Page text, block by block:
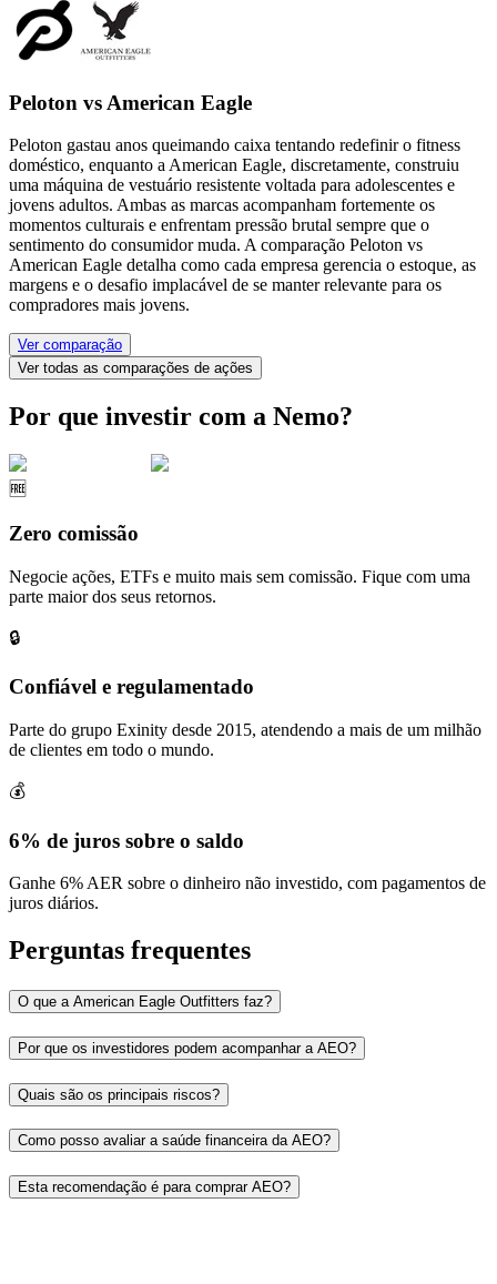
Peloton vs American Eagle
Peloton gastau anos queimando caixa tentando redefinir o fitness
doméstico, enquanto a American Eagle, discretamente, construiu
uma máquina de vestuário resistente voltada para adolescentes e
jovens adultos. Ambas as marcas acompanham fortemente os
momentos culturais e enfrentam pressão brutal sempre que o
sentimento do consumidor muda. A comparação Peloton vs
American Eagle detalha como cada empresa gerencia o estoque, as
margens e o desafio implacável de se manter relevante para os
compradores mais jovens.
Ver comparação
Ver todas as comparações de ações
Por que investir com a Nemo?
🆓
Zero comissão
Negocie ações, ETFs e muito mais sem comissão. Fique com uma
parte maior dos seus retornos.
🔒
Confiável e regulamentado
Parte do grupo Exinity desde 2015, atendendo a mais de um milhão
de clientes em todo o mundo.
💰
6% de juros sobre o saldo
Ganhe 6% AER sobre o dinheiro não investido, com pagamentos de
juros diários.
Perguntas frequentes
O que a American Eagle Outfitters faz?
Por que os investidores podem acompanhar a AEO?
Quais são os principais riscos?
Como posso avaliar a saúde financeira da AEO?
Esta recomendação é para comprar AEO?